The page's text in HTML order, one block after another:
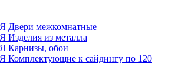
межкомнатные
из металла
Карнизы, обои
к сайдингу по 120